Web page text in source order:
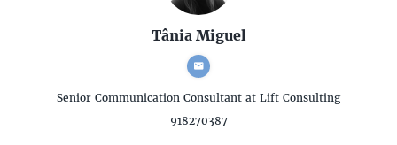
Tânia Miguel
Senior Communication Consultant at Lift Consulting
918270387